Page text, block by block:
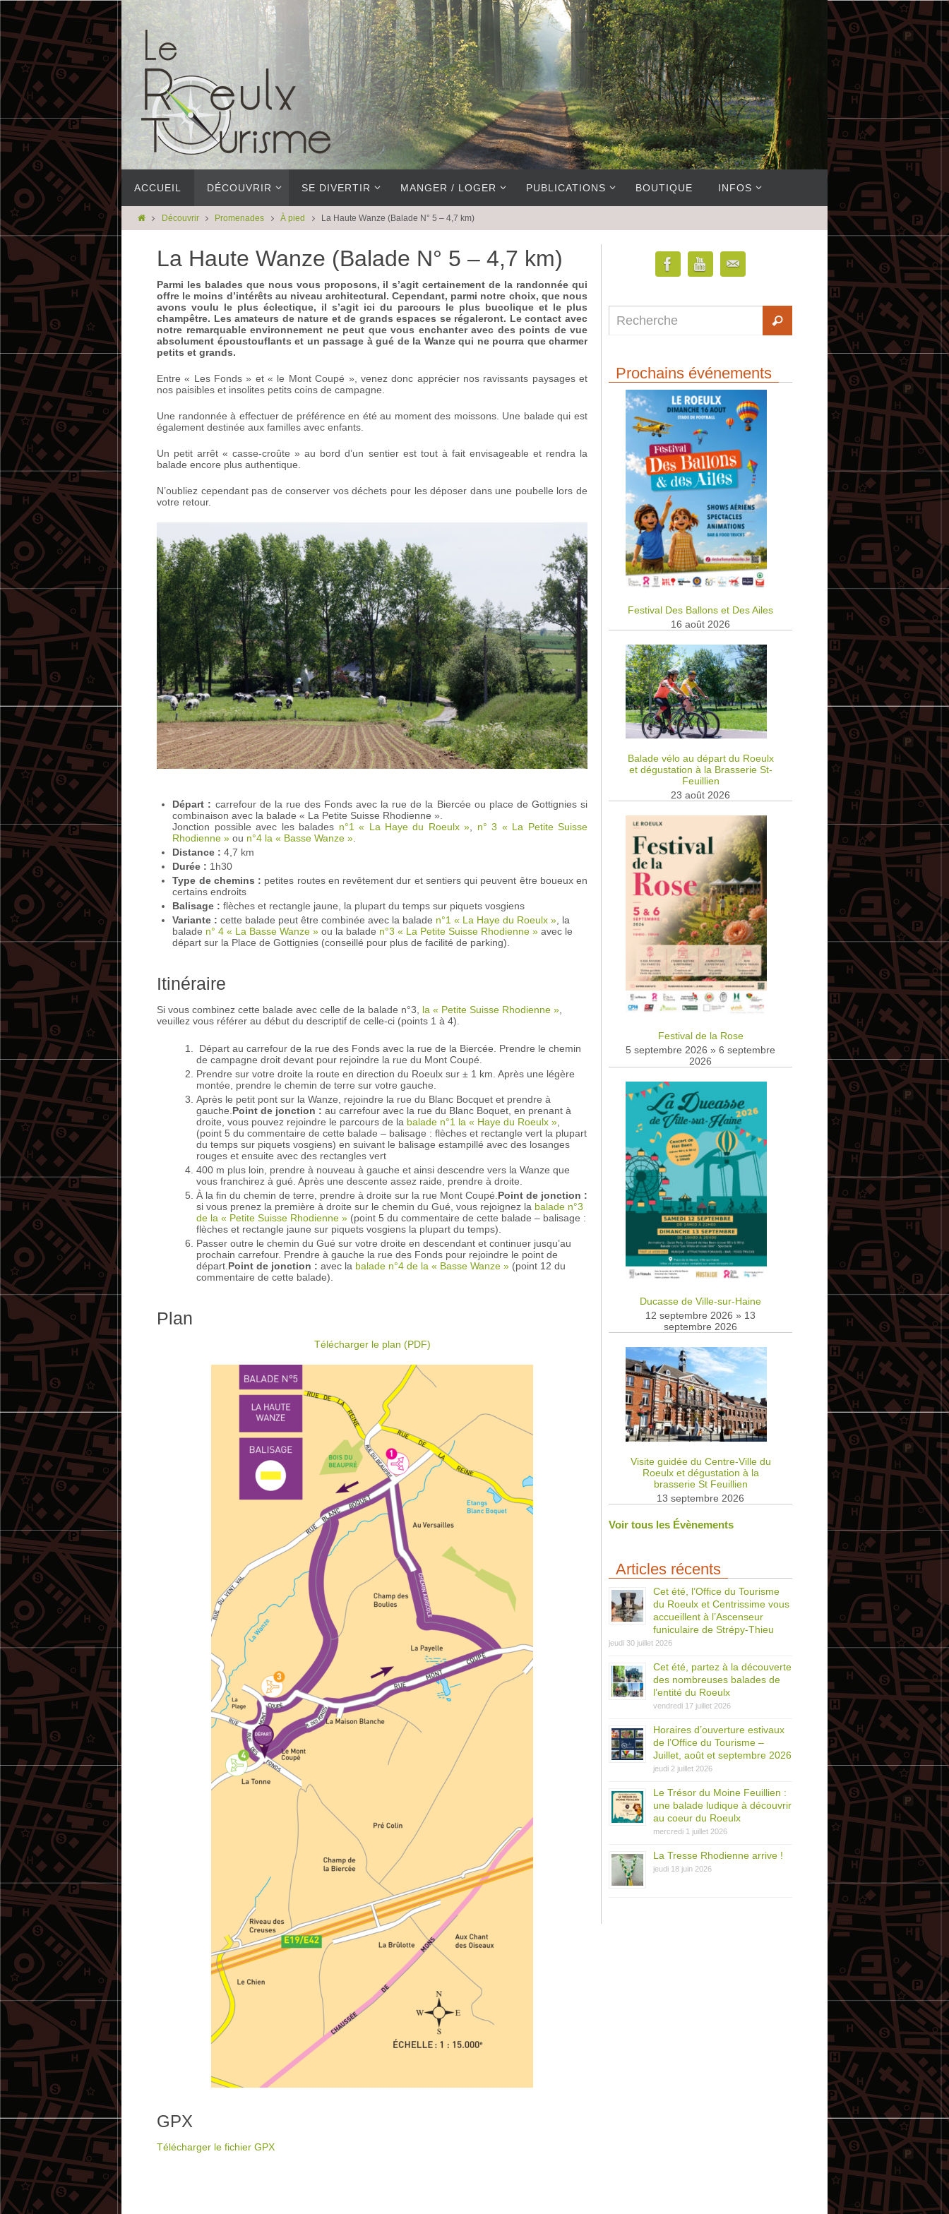
ACCUEIL DÉCOUVRIR SE DIVERTIR MANGER / LOGER PUBLICATIONS BOUTIQUE INFOS
Découvrir Promenades À pied La Haute Wanze (Balade N° 5 – 4,7 km)
La Haute Wanze (Balade N° 5 – 4,7 km)
Parmi les balades que nous vous proposons, il s’agit certainement de la randonnée qui
offre le moins d’intérêts au niveau architectural. Cependant, parmi notre choix, que nous
avons voulu le plus éclectique, il s’agit ici du parcours le plus bucolique et le plus
champêtre. Les amateurs de nature et de grands espaces se régaleront. Le contact avec
notre remarquable environnement ne peut que vous enchanter avec des points de vue
absolument époustouflants et un passage à gué de la Wanze qui ne pourra que charmer
petits et grands.
Entre « Les Fonds » et « le Mont Coupé », venez donc apprécier nos ravissants paysages et
nos paisibles et insolites petits coins de campagne.
Une randonnée à effectuer de préférence en été au moment des moissons. Une balade qui est
également destinée aux familles avec enfants.
Un petit arrêt « casse-croûte » au bord d’un sentier est tout à fait envisageable et rendra la
balade encore plus authentique.
N’oubliez cependant pas de conserver vos déchets pour les déposer dans une poubelle lors de
votre retour.
Départ : carrefour de la rue des Fonds avec la rue de la Biercée ou place de Gottignies si
combinaison avec la balade « La Petite Suisse Rhodienne ».
Jonction possible avec les balades n°1 « La Haye du Roeulx »
n° 3 « La Petite Suisse
Rhodienne » ou n°4 la « Basse Wanze »
Distance : 4,7 km
Durée : 1h30
Type de chemins : petites routes en revêtement dur et sentiers qui peuvent être boueux en
certains endroits
Balisage : flèches et rectangle jaune, la plupart du temps sur piquets vosgiens
Variante : cette balade peut être combinée avec la balade n°1 « La Haye du Roeulx » , la
balade n° 4 « La Basse Wanze » ou la balade n°3 « La Petite Suisse Rhodienne » avec le
départ sur la Place de Gottignies (conseillé pour plus de facilité de parking).
Itinéraire
Si vous combinez cette balade avec celle de la balade n°3, la « Petite Suisse Rhodienne »
veuillez vous référer au début du descriptif de celle-ci (points 1 à 4).
Départ au carrefour de la rue des Fonds avec la rue de la Biercée. Prendre le chemin
de campagne droit devant pour rejoindre la rue du Mont Coupé.
Prendre sur votre droite la route en direction du Roeulx sur ± 1 km. Après une légère
montée, prendre le chemin de terre sur votre gauche.
Après le petit pont sur la Wanze, rejoindre la rue du Blanc Bocquet et prendre à
gauche. Point de jonction : au carrefour avec la rue du Blanc Boquet, en prenant à
droite, vous pouvez rejoindre le parcours de la balade n°1 la « Haye du Roeulx »
(point 5 du commentaire de cette balade – balisage : flèches et rectangle vert la plupart
du temps sur piquets vosgiens) en suivant le balisage estampillé avec des losanges
rouges et ensuite avec des rectangles vert
400 m plus loin, prendre à nouveau à gauche et ainsi descendre vers la Wanze que
vous franchirez à gué. Après une descente assez raide, prendre à droite.
À la fin du chemin de terre, prendre à droite sur la rue Mont Coupé. Point de jonction :
si vous prenez la première à droite sur le chemin du Gué, vous rejoignez la balade n°3
de la « Petite Suisse Rhodienne » (point 5 du commentaire de cette balade – balisage :
flèches et rectangle jaune sur piquets vosgiens la plupart du temps).
Passer outre le chemin du Gué sur votre droite en descendant et continuer jusqu’au
prochain carrefour. Prendre à gauche la rue des Fonds pour rejoindre le point de
départ. Point de jonction : avec la balade n°4 de la « Basse Wanze » (point 12 du
commentaire de cette balade).
Plan
Télécharger le plan (PDF)
GPX
Télécharger le fichier GPX
Prochains événements
Festival Des Ballons et Des Ailes
16 août 2026
Balade vélo au départ du Roeulx
et dégustation à la Brasserie St-
Feuillien
23 août 2026
Festival de la Rose
5 septembre 2026 » 6 septembre
2026
Ducasse de Ville-sur-Haine
12 septembre 2026 » 13
septembre 2026
Visite guidée du Centre-Ville du
Roeulx et dégustation à la
brasserie St Feuillien
13 septembre 2026
Voir tous les Évènements
Articles récents
Cet été, l’Office du Tourisme
du Roeulx et Centrissime vous
accueillent à l’Ascenseur
funiculaire de Strépy-Thieu
jeudi 30 juillet 2026
Cet été, partez à la découverte
des nombreuses balades de
l’entité du Roeulx
vendredi 17 juillet 2026
Horaires d’ouverture estivaux
de l’Office du Tourisme –
Juillet, août et septembre 2026
jeudi 2 juillet 2026
Le Trésor du Moine Feuillien :
une balade ludique à découvrir
au coeur du Roeulx
mercredi 1 juillet 2026
La Tresse Rhodienne arrive !
jeudi 18 juin 2026